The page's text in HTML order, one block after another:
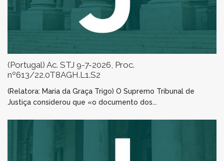
(Portugal) Ac. STJ 9-7-2026, Proc.
nº613/22.0T8AGH.L1.S2
(Relatora: Maria da Graça Trigo) O Supremo Tribunal de
Justiça considerou que «o documento dos...